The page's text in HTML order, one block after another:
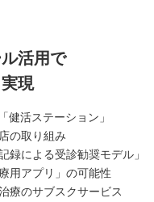
活用で
現
健活ステーション」
の取り組み
録による受診勧奨モデル」
用アプリ」の可能性
療のサブスクサービス